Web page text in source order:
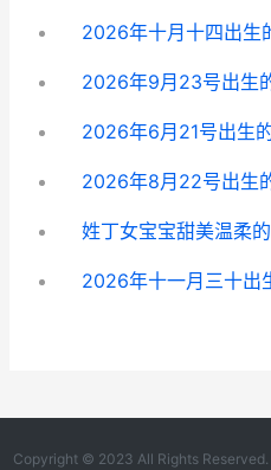
Copyright © 2023 All Rights Reserved.